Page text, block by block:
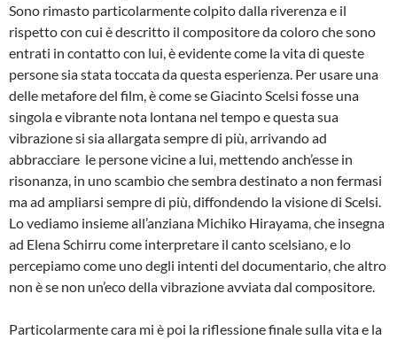
Sono rimasto particolarmente colpito dalla riverenza e il
rispetto con cui è descritto il compositore da coloro che sono
entrati in contatto con lui, è evidente come la vita di queste
persone sia stata toccata da questa esperienza. Per usare una
delle metafore del film, è come se Giacinto Scelsi fosse una
singola e vibrante nota lontana nel tempo e questa sua
vibrazione si sia allargata sempre di più, arrivando ad
abbracciare le persone vicine a lui, mettendo anch’esse in
risonanza, in uno scambio che sembra destinato a non fermasi
ma ad ampliarsi sempre di più, diffondendo la visione di Scelsi.
Lo vediamo insieme all’anziana Michiko Hirayama, che insegna
ad Elena Schirru come interpretare il canto scelsiano, e lo
percepiamo come uno degli intenti del documentario, che altro
non è se non un’eco della vibrazione avviata dal compositore.
Particolarmente cara mi è poi la riflessione finale sulla vita e la